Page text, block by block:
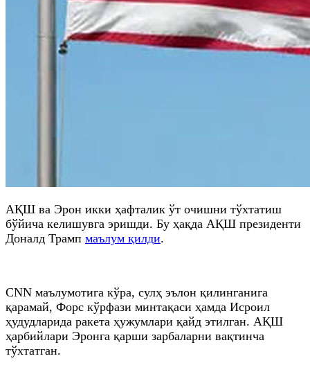
АҚШ ва Эрон икки ҳафталик ўт очишни тўхтатиш
бўйича келишувга эришди. Бу ҳақда АҚШ президенти
Доналд Трамп маълум қилди.
CNN маълумотига кўра, сулҳ эълон қилинганига
қарамай, Форс кўрфази минтақаси ҳамда Исроил
ҳудудларида ракета ҳужумлари қайд этилган. АҚШ
ҳарбийлари Эронга қарши зарбаларни вақтинча
тўхтатган.